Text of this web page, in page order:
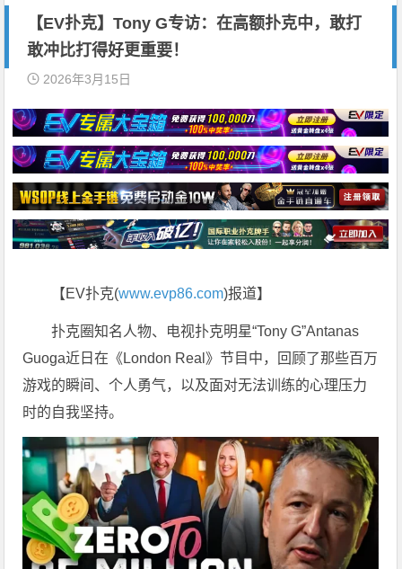
【EV扑克】Tony G专访：在高额扑克中，敢打
敢冲比打得好更重要！
2026年3月15日
【EV扑克(www.evp86.com)报道】
扑克圈知名人物、电视扑克明星“Tony G”Antanas
Guoga近日在《London Real》节目中，回顾了那些百万
游戏的瞬间、个人勇气，以及面对无法训练的心理压力
时的自我坚持。